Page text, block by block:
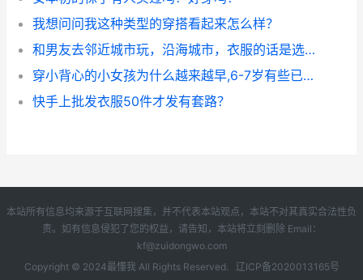
我想问问我这种类型的穿搭看起来怎么样？
和男友去邻近城市玩，沿海城市，衣服的话是选择裤子还是裙子好？？穿衣打扮的话怎么合适呢？
穿小背心的小女孩为什么越来越早,6-7岁有些已经穿上了,都没凸起就穿了真不明白？
快手上批发衣服50件才发有套路？
本站所有信息均来源于互联网搜集，并不代表本站观点，本站不对其真实合法性负
责。如有信息侵犯了您的权益，请告知，本站将立刻删除 Email：
kf@zuidongwo.com
Copyright © 2024最懂我All Rights Reserved. 辽ICP备2020013165号